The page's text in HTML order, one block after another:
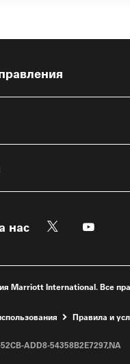
нас Twitter
Откроется
Marriott International. Все
новое окноПравила и
ADD8-54358B2E7297,NA